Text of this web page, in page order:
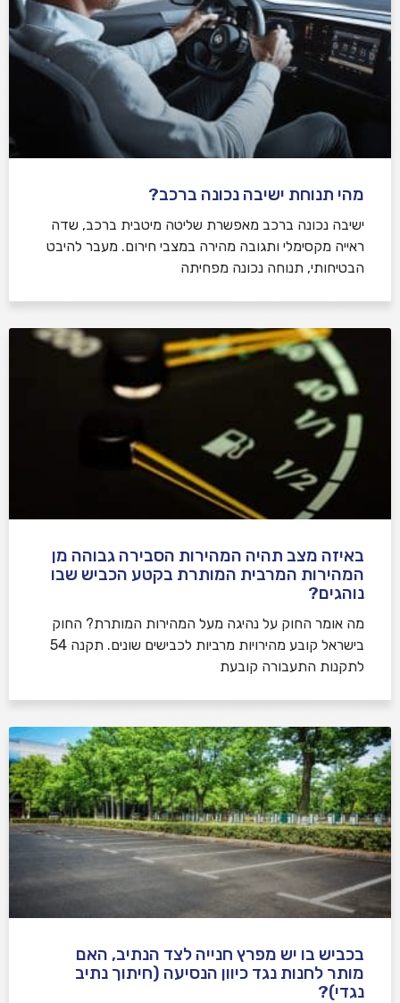
מהי תנוחת ישיבה נכונה ברכב?
ישיבה נכונה ברכב מאפשרת שליטה מיטבית ברכב, שדה
ראייה מקסימלי ותגובה מהירה במצבי חירום. מעבר להיבט
הבטיחותי, תנוחה נכונה מפחיתה
באיזה מצב תהיה המהירות הסבירה גבוהה מן
המהירות המרבית המותרת בקטע הכביש שבו
נוהגים?
​מה אומר החוק על נהיגה מעל המהירות המותרת? החוק
בישראל קובע מהירויות מרביות לכבישים שונים. תקנה 54
לתקנות התעבורה קובעת
בכביש בו יש מפרץ חנייה לצד הנתיב, האם
מותר לחנות נגד כיוון הנסיעה (חיתוך נתיב
נגדי)?